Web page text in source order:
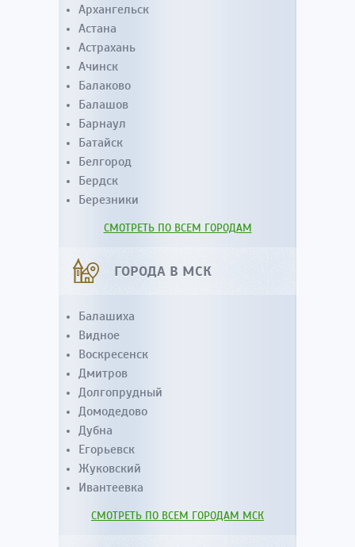
Архангельск
Астана
Астрахань
Ачинск
Балаково
Балашов
Барнаул
Батайск
Белгород
Бердск
Березники
СМОТРЕТЬ ПО ВСЕМ ГОРОДАМ
ГОРОДА В МСК
Балашиха
Видное
Воскресенск
Дмитров
Долгопрудный
Домодедово
Дубна
Егорьевск
Жуковский
Ивантеевка
СМОТРЕТЬ ПО ВСЕМ ГОРОДАМ МСК